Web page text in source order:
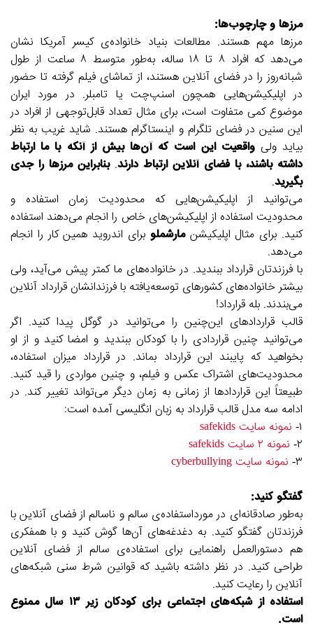
مرزها و چارچوب‌ها:
مرزها مهم هستند. مطالعات بنیاد خانواده‌ی کیسر آمریکا نشان
می‌دهد که افراد ۸ تا ۱۸ ساله، به‌طور متوسط ۸ ساعت از طول
شبانه‌روز را در فضای آنلاین هستند، از تماشای فیلم گرفته تا حضور
در اپلیکیشن‌هایی همچون اسنپ‌چت یا تامبلر. در مورد ایران
موضوع کمی متفاوت است، برای مثال تعداد قابل‌توجهی از افراد در
این سنین در فضای تلگرام و اینستاگرام هستند. شاید غریب به نظر
بیاید ولیواقعیت این است که آن‌ها بیش از آنکه با ما ارتباط
داشته باشند، با فضای آنلاین ارتباط دارند.بنابراین مرزها را جدی
بگیرید.
می‌توانید از اپلیکیشن‌هایی که محدودیت زمان استفاده و
محدودیت استفاده از اپلیکیشن‌های خاص را انجام می‌دهند استفاده
کنید. برای مثال اپلیکیشنمارشملو برای اندروید همین کار را انجام
می‌دهد.
با فرزندتان قرارداد ببندید. در خانواده‌های ما کمتر پیش می‌آید، ولی
بیشتر خانواده‌های کشورهای توسعه‌یافته با فرزندانشان قرارداد آنلاین
می‌بندند. بله قرارداد!
قالب قراردادهای این‌چنین را می‌توانید در گوگل پیدا کنید. اگر
می‌توانید چنین قراردادی را با کودکان ببندید و امضا کنید و از او
بخواهید که پایبند این قرارداد بماند. در قرارداد میزان استفاده،
محدودیت‌های اشتراک عکس و فیلم، و چنین مواردی را قید کنید.
طبیعتاً این قراردادها از زمانی به زمان دیگر می‌تواند تغییر کند. در
ادامه سه مدل قالب قرارداد به زبان انگلیسی آمده است:
۱- نمونه سایت safekids
۲- نمونه ۲ سایت safekids
۳- نمونه سایت cyberbullying
گفتگو کنید:
به‌طور صادقانه‌ای در مورداستفاده‌ی سالم و ناسالم از فضای آنلاین با
فرزندتان گفتگو کنید. به دغدغه‌های آن‌ها گوش کنید و با همفکری
هم دستورالعمل راهنمایی برای استفاده‌ی سالم از فضای آنلاین
طراحی کنید. در نظر داشته باشید که قوانین شرط سنی شبکه‌های
آنلاین را رعایت کنید.
استفاده از شبکه‌های اجتماعی برای کودکان زیر ۱۳ سال ممنوع
است.